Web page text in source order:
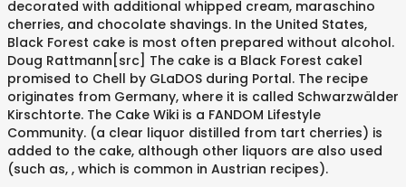
decorated with additional whipped cream, maraschino
cherries, and chocolate shavings. In the United States,
Black Forest cake is most often prepared without alcohol.
Doug Rattmann[src] The cake is a Black Forest cake1
promised to Chell by GLaDOS during Portal. The recipe
originates from Germany, where it is called Schwarzwälder
Kirschtorte. The Cake Wiki is a FANDOM Lifestyle
Community. (a clear liquor distilled from tart cherries) is
added to the cake, although other liquors are also used
(such as, , which is common in Austrian recipes).